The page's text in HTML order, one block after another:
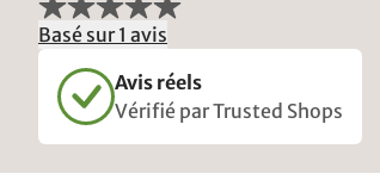
Basé sur 1 avis
Avis réels
Vérifié par Trusted Shops